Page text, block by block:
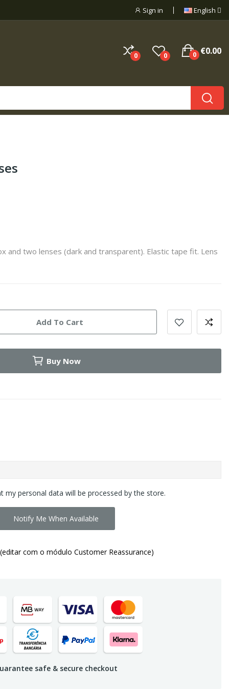
Sign in English
0 0 €0.00
0
and two lenses (dark and transparent). Elastic tape fit. Lens
Add To Cart
Buy Now
my personal data will be processed by the store.
Notify Me When Available
(editar com o módulo Customer Reassurance)
safe & secure checkout